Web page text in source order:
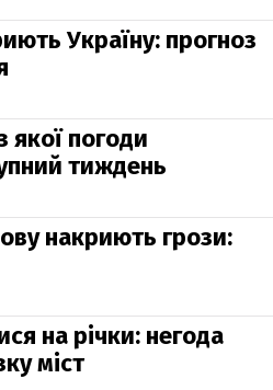
Україну: прогноз
якої погоди
тиждень
накриють грози:
на річки: негода
міст